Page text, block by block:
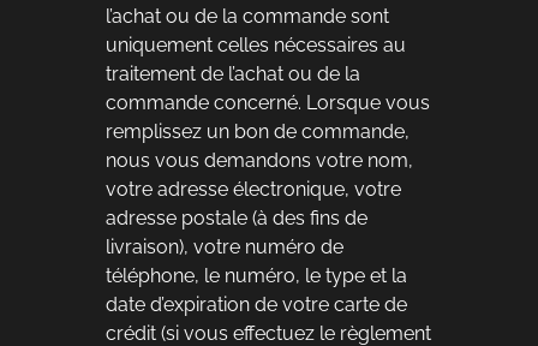
l’achat ou de la commande sont
uniquement celles nécessaires au
traitement de l’achat ou de la
commande concerné. Lorsque vous
remplissez un bon de commande,
nous vous demandons votre nom,
votre adresse électronique, votre
adresse postale (à des fins de
livraison), votre numéro de
téléphone, le numéro, le type et la
date d’expiration de votre carte de
crédit (si vous effectuez le règlement